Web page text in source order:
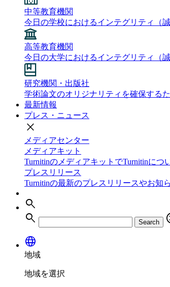
中等教育機関
今日の学校におけるインテグリティ（
高等教育機関
今日の大学におけるインテグリティ（
研究機関・出版社
学術論文のオリジナリティを確保する
最新情報
プレス・ニュース
close
メディアセンター
メディアキット
TurnitinのメディアキットでTurnitinにつ
プレスリリース
Turnitinの最新のプレスリリースやお知
search
search
Search
language
地域
地域を選択